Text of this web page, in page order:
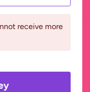
receive more